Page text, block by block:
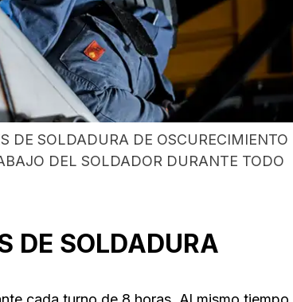
DE SOLDADURA DE OSCURECIMIENTO
DEL SOLDADOR DURANTE TODO
DE SOLDADURA